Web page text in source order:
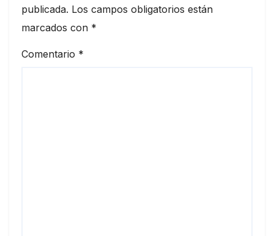
publicada. Los campos obligatorios están
marcados con *
Comentario *